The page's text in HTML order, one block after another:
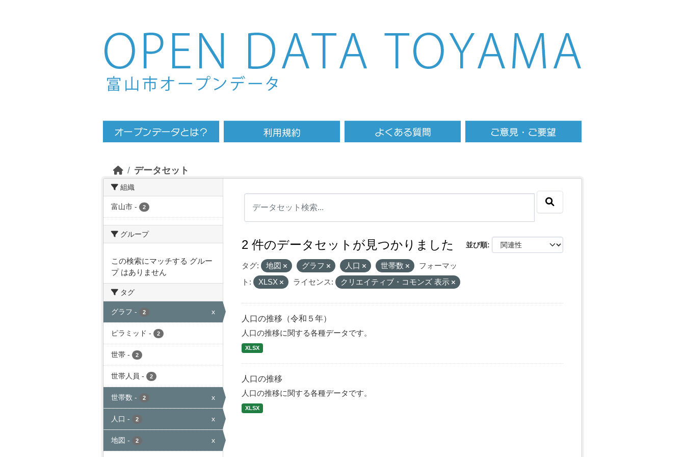
Skip to main content
データセット
組織
富山市 - 2
グループ
この検索にマッチする グルー
プ はありません
タグ
グラフ - 2 x
ピラミッド - 2
世帯 - 2
世帯人員 - 2
世帯数 - 2 x
人口 - 2 x
地図 - 2 x
並び順
2 件のデータセットが見つかりました
タグ: 地図 グラフ 人口 世帯数
フォーマッ
ト:
XLSX ライセンス: クリエイティブ・コモンズ 表示
人口の推移（令和５年）
人口の推移に関する各種データです。
XLSX
人口の推移
人口の推移に関する各種データです。
XLSX